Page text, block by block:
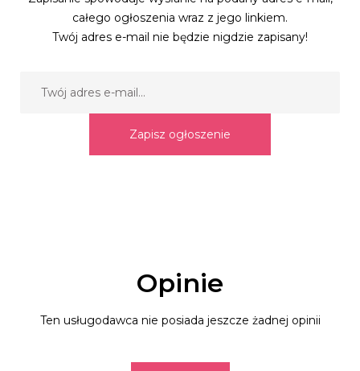
całego ogłoszenia wraz z jego linkiem.
Twój adres e-mail nie będzie nigdzie zapisany!
Zapisz ogłoszenie
Opinie
Ten usługodawca nie posiada jeszcze żadnej opinii